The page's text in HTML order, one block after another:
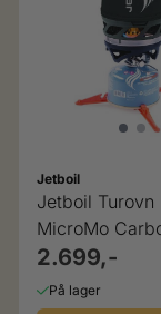
Jetboil
Jetboil Turovn
MicroMo
2.699,-
På lager